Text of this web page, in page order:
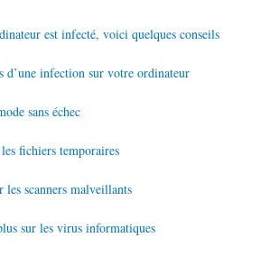
est infecté, voici quelques conseils
d’une infection sur votre ordinateur
sans échec
fichiers temporaires
les scanners malveillants
sur les virus informatiques